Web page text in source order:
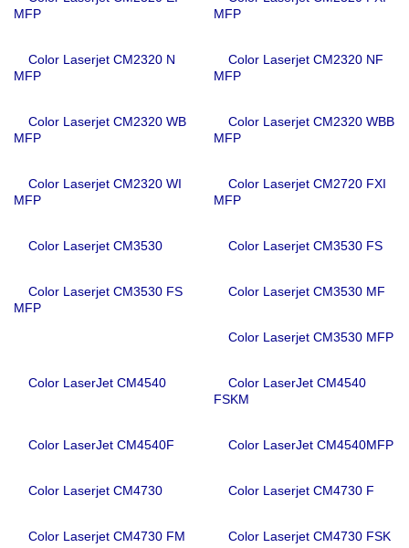
MFP
MFP
Color Laserjet CM2320 N
MFP
Color Laserjet CM2320 NF
MFP
Color Laserjet CM2320 WB
MFP
Color Laserjet CM2320 WBB
MFP
Color Laserjet CM2320 WI
MFP
Color Laserjet CM2720 FXI
MFP
Color Laserjet CM3530 Color Laserjet CM3530 FS
Color Laserjet CM3530 FS
MFP
Color Laserjet CM3530 MF
Color Laserjet CM3530 MFP
Color LaserJet CM4540
Color LaserJet CM4540
FSKM
Color LaserJet CM4540F Color LaserJet CM4540MFP
Color Laserjet CM4730 Color Laserjet CM4730 F
Color Laserjet CM4730 FM Color Laserjet CM4730 FSK